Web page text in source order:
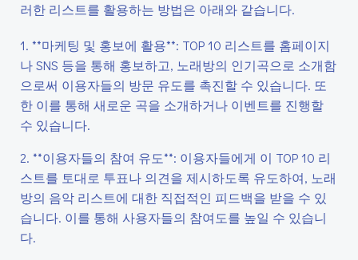
러한 리스트를 활용하는 방법은 아래와 같습니다.
1. **마케팅 및 홍보에 활용**: TOP 10 리스트를 홈페이지
나 SNS 등을 통해 홍보하고, 노래방의 인기곡으로 소개함
으로써 이용자들의 방문 유도를 촉진할 수 있습니다. 또
한 이를 통해 새로운 곡을 소개하거나 이벤트를 진행할
수 있습니다.
2. **이용자들의 참여 유도**: 이용자들에게 이 TOP 10 리
스트를 토대로 투표나 의견을 제시하도록 유도하여, 노래
방의 음악 리스트에 대한 직접적인 피드백을 받을 수 있
습니다. 이를 통해 사용자들의 참여도를 높일 수 있습니
다.